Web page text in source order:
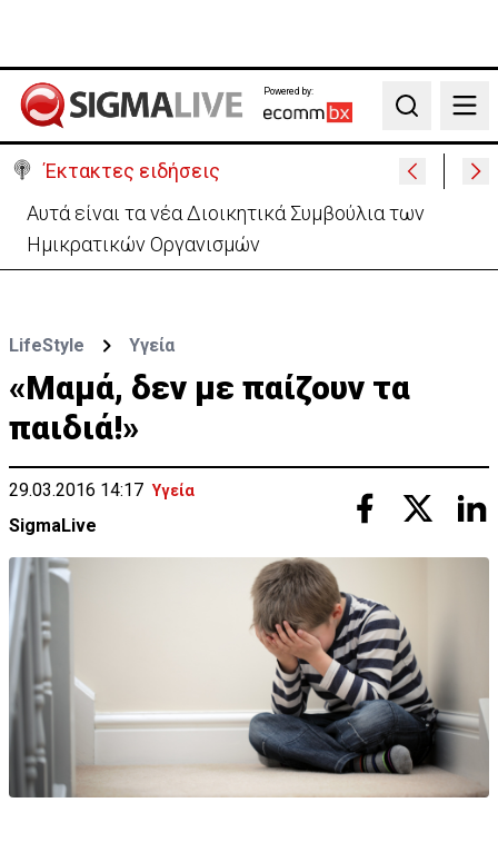
Powered by:
Search
Έκτακτες ειδήσεις
Το παρασκήνιο της τελετής διαβεβαίωσης-Οι
αγχωμένοι και οι πιο.. χαλαροί (vid)
LifeStyle Υγεία
«Μαμά, δεν με παίζουν τα
παιδιά!»
29.03.2016 14:17 Υγεία
SigmaLive